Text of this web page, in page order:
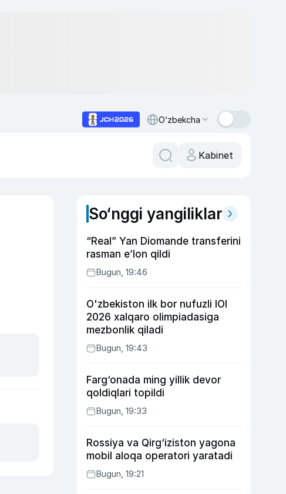
O‘zbekcha
Kabinet
So‘nggi yangiliklar
“Real” Yan Diomande transferini
rasman e’lon qildi
Bugun, 19:46
O'zbekiston ilk bor nufuzli IOI
2026 xalqaro olimpiadasiga
mezbonlik qiladi
Bugun, 19:43
Farg‘onada ming yillik devor
qoldiqlari topildi
Bugun, 19:33
Rossiya va Qirg‘iziston yagona
mobil aloqa operatori yaratadi
Bugun, 19:21